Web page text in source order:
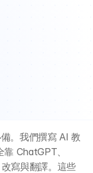
。我們撰寫 AI 教
ChatGPT、
寫與翻譯。這些